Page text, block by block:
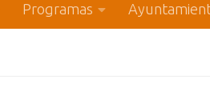
Programas